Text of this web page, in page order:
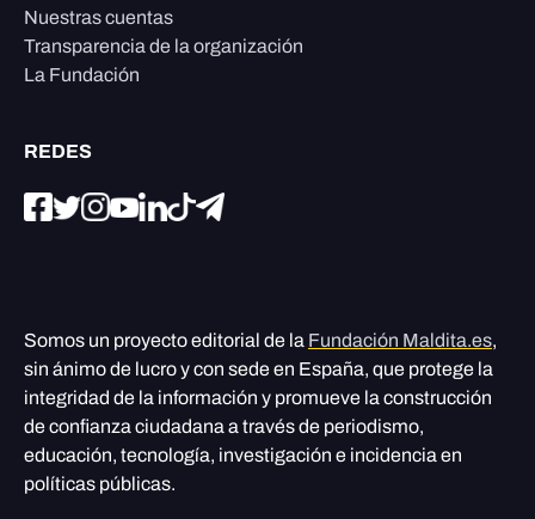
Nuestras cuentas
Transparencia de la organización
La Fundación
REDES
Somos un proyecto editorial de la Fundación Maldita.es,
sin ánimo de lucro y con sede en España, que protege la
integridad de la información y promueve la construcción
de confianza ciudadana a través de periodismo,
educación, tecnología, investigación e incidencia en
políticas públicas.